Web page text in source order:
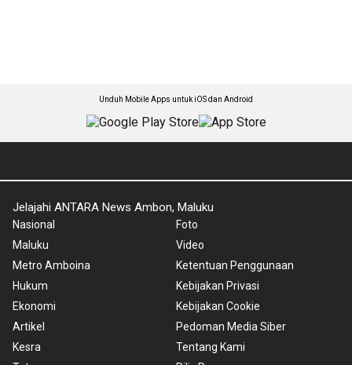
Unduh Mobile Apps untuk iOS dan Android
Jelajahi ANTARA News Ambon, Maluku
Nasional
Maluku
Metro Amboina
Hukum
Ekonomi
Artikel
Kesra
Foto
Video
Ketentuan Penggunaan
Kebijakan Privasi
Kebijakan Cookie
Pedoman Media Siber
Tentang Kami